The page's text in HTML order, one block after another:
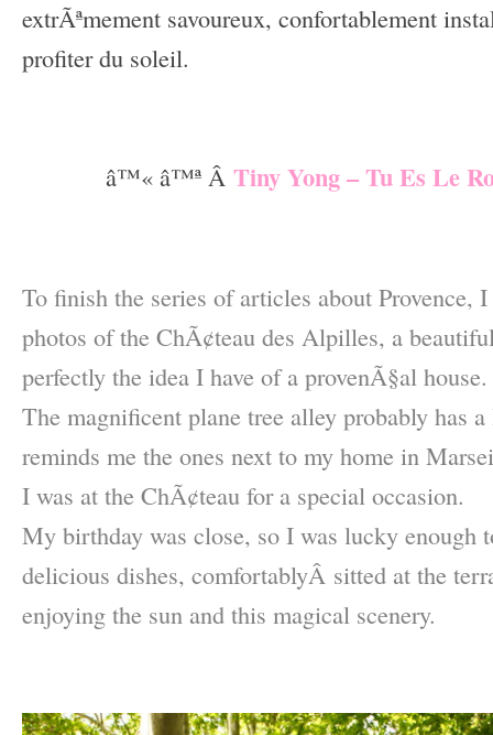
extrÃªmement savoureux, confortablement
profiter du soleil.
â™« â™ª Â Tiny Yong – Tu Es Le
To finish the series of articles about Provence,
photos of the ChÃ¢teau des Alpilles, a
perfectly the idea I have of a provenÃ§al house.
The magnificent plane tree alley probably has
reminds me the ones next to my home in
I was at the ChÃ¢teau for a special occasion.
My birthday was close, so I was lucky enough
delicious dishes, comfortablyÂ sitted at the
enjoying the sun and this magical scenery.